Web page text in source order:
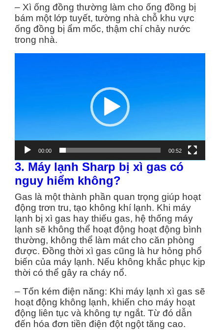
– Xì ống đồng thường làm cho ống đồng bị
bám một lớp tuyết, tường nhà chỗ khu vực
ống đồng bị ẩm mốc, thậm chí chảy nước
trong nhà.
00:00 00:52
3. Máy lạnh Sharp bị xì gas có
nguy hiểm không?
Gas là một thành phần quan trọng giúp hoạt
động trơn tru, tạo không khí lạnh. Khi máy
lạnh bị xì gas hay thiếu gas, hệ thống máy
lạnh sẽ không thể hoạt động hoạt động bình
thường, không thể làm mát cho căn phòng
được. Đồng thời xì gas cũng là hư hỏng phổ
biến của máy lạnh. Nếu không khắc phục kịp
thời có thể gây ra cháy nổ.
– Tốn kém điện năng: Khi máy lạnh xì gas sẽ
hoạt động không lạnh, khiến cho máy hoạt
động liên tục và không tự ngắt. Từ đó dẫn
đến hóa đơn tiền điện đột ngột tăng cao.